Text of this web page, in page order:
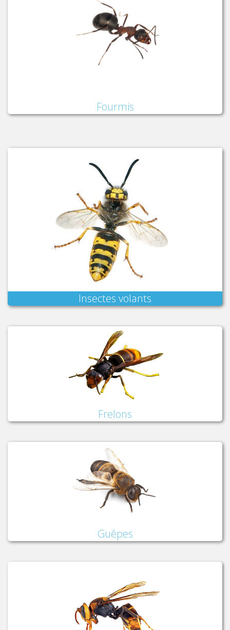
Fourmis
Insectes volants
Frelons
Guêpes